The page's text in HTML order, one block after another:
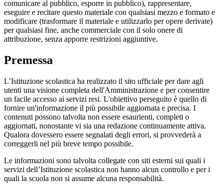
comunicare al pubblico, esporre in pubblico), rappresentare,
eseguire e recitare questo materiale con qualsiasi mezzo e formato e
modificare (trasformare il materiale e utilizzarlo per opere derivate)
per qualsiasi fine, anche commerciale con il solo onere di
attribuzione, senza apporre restrizioni aggiuntive.
Premessa
L’Istituzione scolastica ha realizzato il sito ufficiale per dare agli
utenti una visione completa dell'Amministrazione e per consentire
un facile accesso ai servizi resi. L'obiettivo perseguito è quello di
fornire un'informazione il più possibile aggiornata e precisa. I
contenuti possono talvolta non essere esaurienti, completi o
aggiornati, nonostante vi sia una redazione continuamente attiva.
Qualora dovessero essere segnalati degli errori, si provvederà a
correggerli nel più breve tempo possibile.
Le informazioni sono talvolta collegate con siti esterni sui quali i
servizi dell’Istituzione scolastica non hanno alcun controllo e per i
quali la scuola non si assume alcuna responsabilità.